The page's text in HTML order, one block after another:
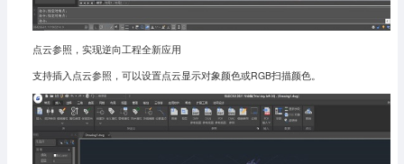
点云参照，实现逆向工程全新应用
支持插入点云参照，可以设置点云显示对象颜色或RGB扫描颜色。